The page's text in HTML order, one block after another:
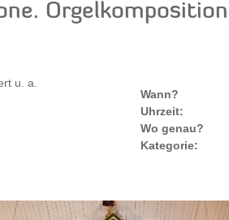
u. a.
Wann?
Uhrzeit:
Wo genau?
Kategorie: